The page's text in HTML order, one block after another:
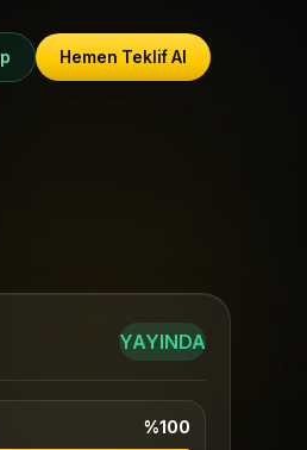
Hemen Teklif Al
YAYINDA
%100